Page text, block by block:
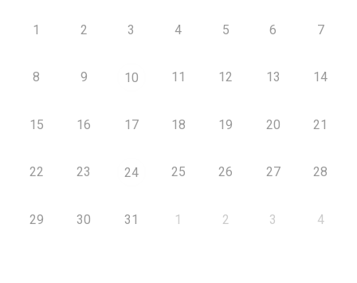
1 2 3 4 5 6 7
8 9 10 11 12 13 14
15 16 17 18 19 20 21
22 23 24 25 26 27 28
29 30 31 1 2 3 4